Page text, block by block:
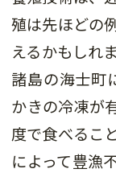
殖は先ほどの
えるかもしれ
諸島の海士町
かきの冷凍が
度で食べるこ
によって豊漁